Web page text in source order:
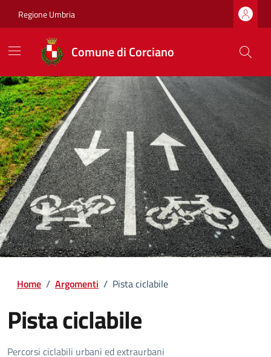
Regione Umbria
Comune di Corciano
Home / Argomenti / Pista ciclabile
Pista ciclabile
Percorsi ciclabili urbani ed extraurbani